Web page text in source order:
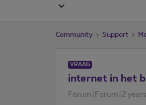
Community Support
VRAAG
internet in het
Forum|Forum|2